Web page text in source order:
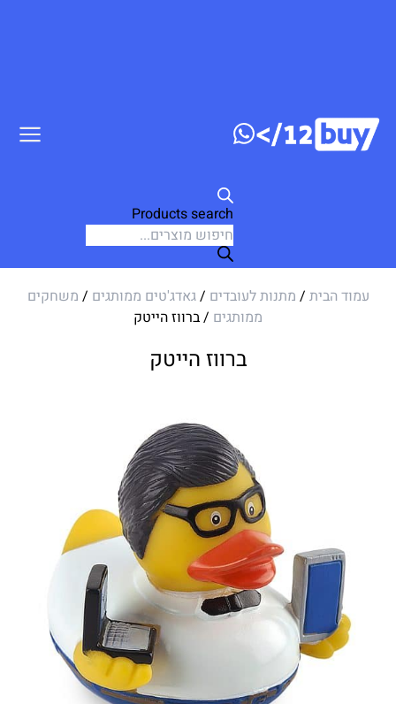
Products search
עמוד הבית/מתנות לעובדים/ גאדג'טים ממותגים/ משחקים
ממותגים/ ברווז הייטק
ברווז הייטק